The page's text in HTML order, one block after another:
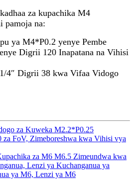
za kupachika M4
pamoja na:
ya M4*P0.2 yenye Pembe
Digrii 120 Inapatana na Vihisi
1/4″ Digrii 38 kwa Vifaa Vidogo
za Kuweka M2.2*P0.25
za FoV, Zimeboreshwa kwa Vihisi vya
za M6 M6.5 Zimeundwa kwa
Lenzi ya Kuchanganua ya
ya M6, Lenzi ya M6